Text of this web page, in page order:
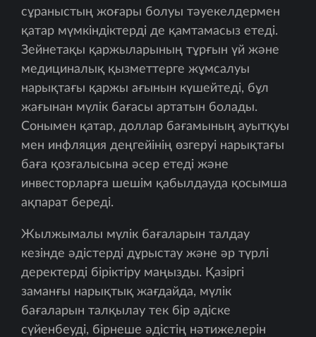
сұраныстың жоғары болуы тәуекелдермен
қатар мүмкіндіктерді де қамтамасыз етеді.
Зейнетақы қаржыларының тұрғын үй және
медициналық қызметтерге жұмсалуы
нарықтағы қаржы ағынын күшейтеді, бұл
жағынан мүлік бағасы артатын болады.
Сонымен қатар, доллар бағамының ауытқуы
мен инфляция деңгейінің өзгеруі нарықтағы
баға қозғалысына әсер етеді және
инвесторларға шешім қабылдауда қосымша
ақпарат береді.
Жылжымалы мүлік бағаларын талдау
кезінде әдістерді дұрыстау және әр түрлі
деректерді біріктіру маңызды. Қазіргі
заманғы нарықтық жағдайда, мүлік
бағаларын талқылау тек бір әдіске
сүйенбеуді, бірнеше әдістің нәтижелерін